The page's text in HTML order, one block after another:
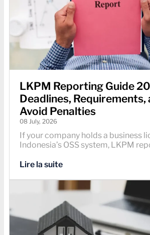
LKPM Reporting Guide
Deadlines, Requirements,
Avoid Penalties
08 July, 2026
If your company holds a business
Indonesia’s OSS system, LKPM
Lire la suite